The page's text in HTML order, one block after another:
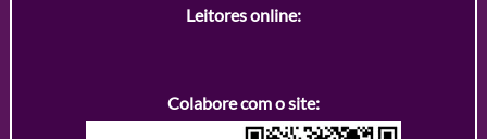
Leitores online:
Colabore com o site: